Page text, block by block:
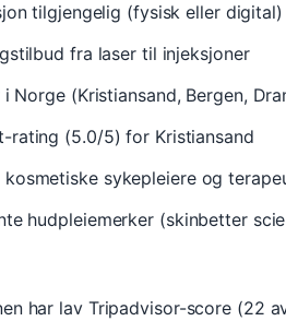
tilgjengelig (fysisk eller
fra laser til injeksjoner
Norge (Kristiansand, Bergen,
rating (5.0/5) for Kristiansand
kosmetiske sykepleiere og
hudpleiemerker (skinbetter
har lav Tripadvisor-score (22